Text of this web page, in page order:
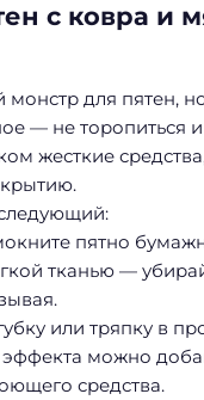
с ковра и
для пятен, но
— не торопиться
жесткие
пятно
тканью —
или тряпку в
можно
средства.